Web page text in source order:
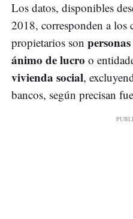
Los datos, disponibles
2018, corresponden a los
propietarios son
ánimo de lucro o
vivienda social,
bancos, según precisan